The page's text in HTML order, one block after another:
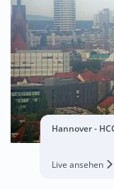
Hannover -
Live ansehen